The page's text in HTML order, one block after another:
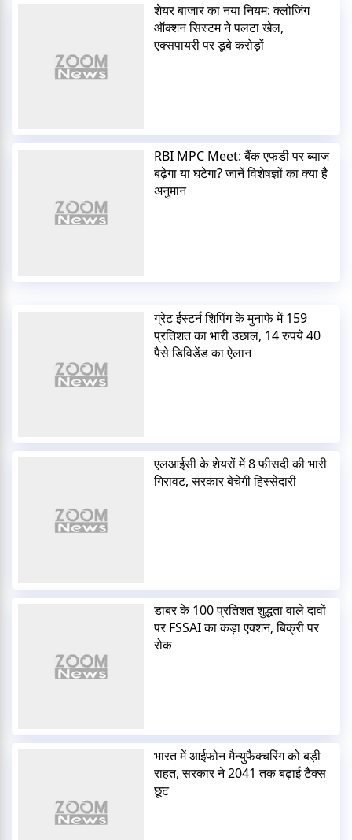
शेयर बाजार का नया नियम: क्लोजिंग
ऑक्शन सिस्टम ने पलटा खेल,
एक्सपायरी पर डूबे करोड़ों
RBI MPC Meet: बैंक एफडी पर ब्याज
बढ़ेगा या घटेगा? जानें विशेषज्ञों का क्या है
अनुमान
ग्रेट ईस्टर्न शिपिंग के मुनाफे में 159
प्रतिशत का भारी उछाल, 14 रुपये 40
पैसे डिविडेंड का ऐलान
एलआईसी के शेयरों में 8 फीसदी की भारी
गिरावट, सरकार बेचेगी हिस्सेदारी
डाबर के 100 प्रतिशत शुद्धता वाले दावों
पर FSSAI का कड़ा एक्शन, बिक्री पर
रोक
भारत में आईफोन मैन्युफैक्चरिंग को बड़ी
राहत, सरकार ने 2041 तक बढ़ाई टैक्स
छूट